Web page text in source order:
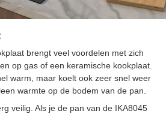
brengt veel voordelen met zich
op gas of een keramische kookplaat.
warm, maar koelt ook zeer snel weer
warmte op de bodem van de pan.
veilig. Als je de pan van de IKA8045